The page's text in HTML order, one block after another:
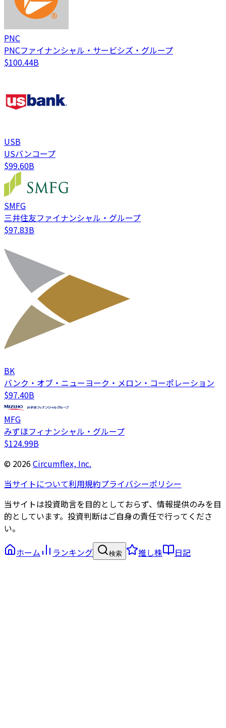
PNC
PNCファイナンシャル・サービシズ・グループ
$100.44B
USB
USバンコープ
$99.60B
SMFG
三井住友ファイナンシャル・グループ
$97.83B
BK
バンク・オブ・ニューヨーク・メロン・コーポレーション
$97.40B
MFG
みずほフィナンシャル・グループ
$124.99B
© 2026Circumflex, Inc.
当サイトについて利用規約プライバシーポリシー
当サイトは投資助言を目的としておらず、情報提供のみを目
的としています。投資判断はご自身の責任で行ってくださ
い。
ホーム
ランキング 検索 推し株 日記